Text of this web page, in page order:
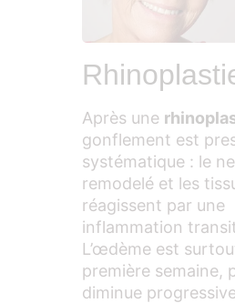
Après une
gonflement est
systématique : le
remodelé et les
réagissent par une
inflammation
L’œdème est
première semaine,
diminue